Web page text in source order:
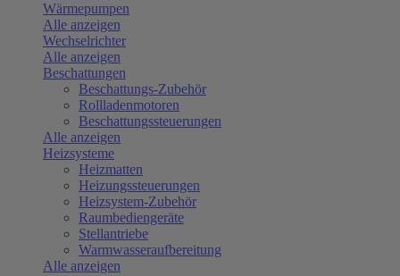
Wärmepumpen
Alle anzeigen
Wechselrichter
Alle anzeigen
Beschattungen
Beschattungs-Zubehör
Rollladenmotoren
Beschattungssteuerungen
Alle anzeigen
Heizsysteme
Heizmatten
Heizungssteuerungen
Heizsystem-Zubehör
Raumbediengeräte
Stellantriebe
Warmwasseraufbereitung
Alle anzeigen